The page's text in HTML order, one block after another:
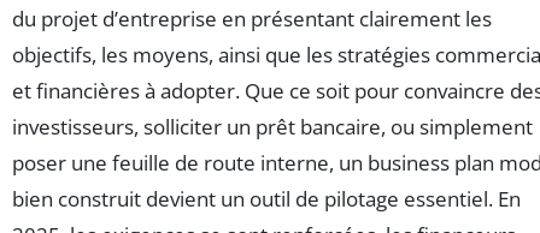
du projet d’entreprise en présentant clairement les
objectifs, les moyens, ainsi que les stratégies
et financières à adopter. Que ce soit pour convaincre
investisseurs, solliciter un prêt bancaire, ou simplement
poser une feuille de route interne, un business plan
bien construit devient un outil de pilotage essentiel. En